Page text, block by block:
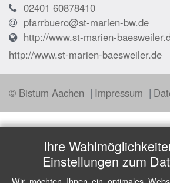
02401 60878410
pfarrbuero@st-marien-bw.de
http://www.st-marien-
http://www.st-marien-baesweiler.de
© Bistum Aachen Impressum
Ihre
Einstellungen zum